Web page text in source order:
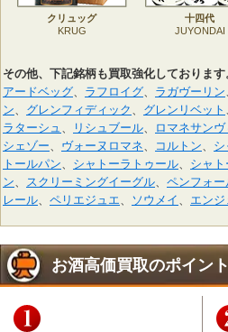
クリュッグ
KRUG
十四代
JUYONDAI
その他、下記銘柄も買取強化しております
アードベッグ、 ラフロイグ、 ラガヴーリン
ン、 グレンフィディック 、 グレンリベット
ラターシュ 、 リシュブール、 ロマネサン
シェゾー、 ヴォーヌロマネ、 コルトン、
トールパン、 シャトーラトゥール、 シャ
ン、 スクリーミングイーグル、 ペンフォ
レール、 ペリエジュエ、 ソウメイ 、 エン
お酒高価買取のポイント